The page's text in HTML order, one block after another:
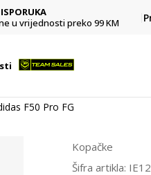
u vrijednosti preko 99 KM
F50 Pro FG
Kopačke
Šifra artikla: